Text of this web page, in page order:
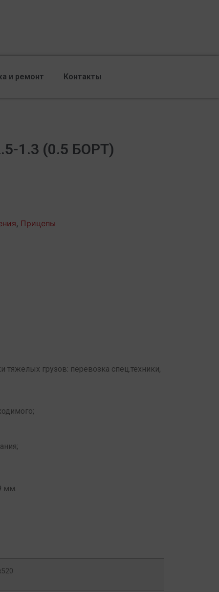
и ремонт Контакты
1.3 (0.5 БОРТ)
, Прицепы
тяжелых грузов: перевозка спец.техники,
мм.